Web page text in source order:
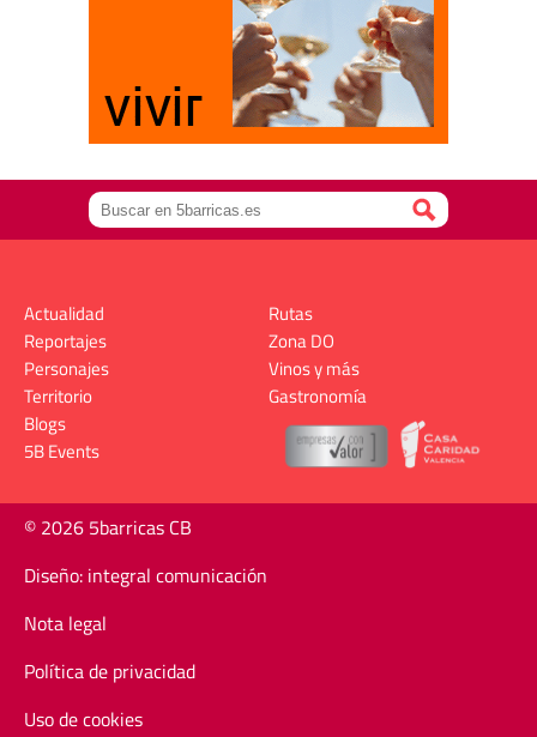
Actualidad
Reportajes
Personajes
Territorio
Rutas
Zona DO
Vinos y más
Gastronomía
Blogs
5B Events
© 2026 5barricas CB
Diseño: integral comunicación
Nota legal
Política de privacidad
Uso de cookies